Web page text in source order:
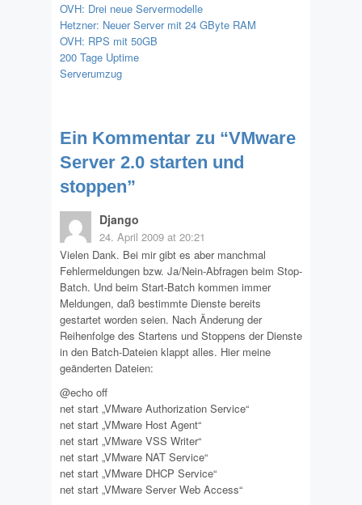
OVH: Drei neue Servermodelle
Hetzner: Neuer Server mit 24 GByte RAM
OVH: RPS mit 50GB
200 Tage Uptime
Serverumzug
Ein Kommentar zu “VMware
Server 2.0 starten und
stoppen”
Django
24. April 2009 at 20:21
Vielen Dank. Bei mir gibt es aber manchmal
Fehlermeldungen bzw. Ja/Nein-Abfragen beim Stop-
Batch. Und beim Start-Batch kommen immer
Meldungen, daß bestimmte Dienste bereits
gestartet worden seien. Nach Änderung der
Reihenfolge des Startens und Stoppens der Dienste
in den Batch-Dateien klappt alles. Hier meine
geänderten Dateien:
@echo off
net start „VMware Authorization Service“
net start „VMware Host Agent“
net start „VMware VSS Writer“
net start „VMware NAT Service“
net start „VMware DHCP Service“
net start „VMware Server Web Access“